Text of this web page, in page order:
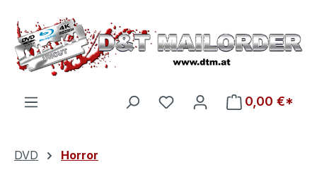
Zum Hauptinhalt springen
Du hast 0 Produkte auf
0,00 €*
DVD Horror